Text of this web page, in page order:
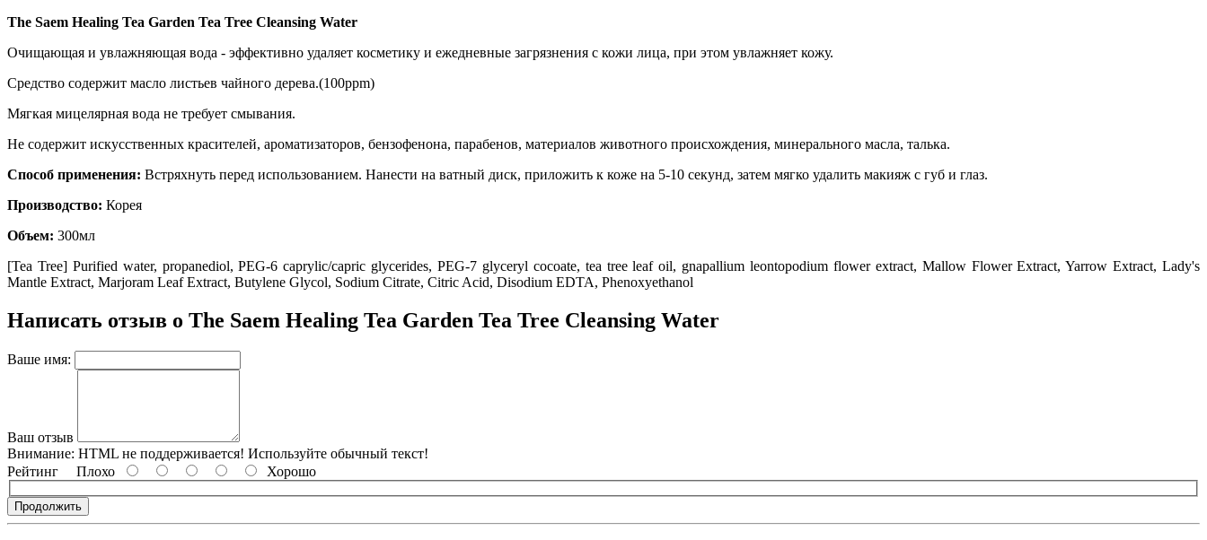
The Saem Healing Tea Garden Tea Tree Cleansing Water
Очищающая и увлажняющая вода - эффективно удаляет косметику и ежедневные загрязнения с кожи лица, при этом увлажняет кожу.
Средство содержит масло листьев чайного дерева.(100ррm)
Мягкая мицелярная вода не требует смывания.
Не содержит искусственных красителей, ароматизаторов, бензофенона, парабенов, материалов животного происхождения, минерального масла, талька.
Способ применения: Встряхнуть перед использованием. Нанести на ватный диск, приложить к коже на 5-10 секунд, затем мягко удалить макияж с губ и глаз.
Производство: Корея
Объем: 300мл
[Tea Tree] Purified water, propanediol, PEG-6 caprylic/capric glycerides, PEG-7 glyceryl cocoate, tea tree leaf oil, gnapallium leontopodium flower extract, Mallow Flower Extract, Yarrow Extract, Lady's
Mantle Extract, Marjoram Leaf Extract, Butylene Glycol, Sodium Citrate, Citric Acid, Disodium EDTA, Phenoxyethanol
Написать отзыв о The Saem Healing Tea Garden Tea Tree Cleansing Water
Ваше имя:
Ваш отзыв
Внимание: HTML не поддерживается! Используйте обычный текст!
Рейтинг Плохо Хорошо
Продолжить